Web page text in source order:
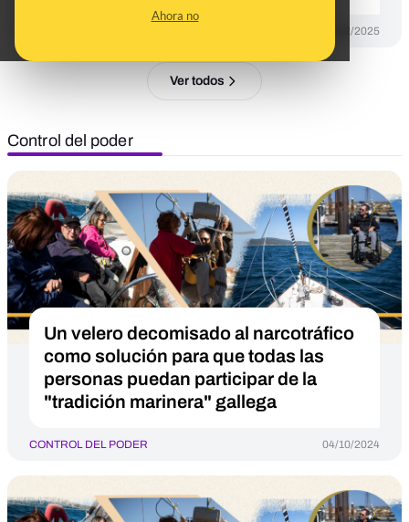
Ahora no
05/12/2025
Ver todos
Control del poder
Un velero decomisado al narcotráfico
como solución para que todas las
personas puedan participar de la
"tradición marinera" gallega
CONTROL DEL PODER 04/10/2024